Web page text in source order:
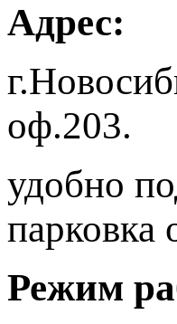
Адрес:
оф.203.
удобно
парковка
Режим